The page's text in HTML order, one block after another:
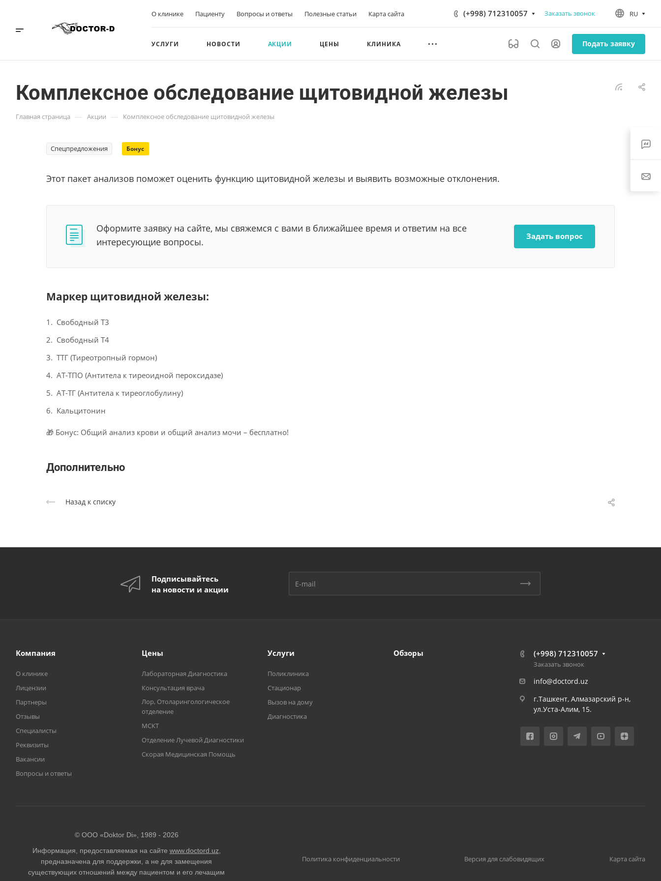
О клинике Пациенту Вопросы и ответы Полезные статьи Карта сайта (+998) 712310057 Заказать звонок RU
УСЛУГИ НОВОСТИ АКЦИИ ЦЕНЫ КЛИНИКА Подать заявку
Комплексное обследование щитовидной железы
Главная страница — Акции — Комплексное обследование щитовидной железы
Спецпредложения Бонус
Этот пакет анализов поможет оценить функцию щитовидной железы и выявить возможные отклонения.
Оформите заявку на сайте, мы свяжемся с вами в ближайшее время и ответим на все
интересующие вопросы.
Задать вопрос
Маркер щитовидной железы:
Свободный Т3
Свободный Т4
ТТГ (Тиреотропный гормон)
АТ-ТПО (Антитела к тиреоидной пероксидазе)
АТ-ТГ (Антитела к тиреоглобулину)
Кальцитонин
🎁 Бонус: Общий анализ крови и общий анализ мочи – бесплатно!
Дополнительно
Назад к списку
Подписывайтесь
на новости и акции
Компания
О клинике
Лицензии
Партнеры
Отзывы
Специалисты
Реквизиты
Вакансии
Вопросы и ответы
Цены
Лабораторная Диагностика
Консультация врача
Лор, Отоларингологическое
отделение
МСКТ
Отделение Лучевой Диагностики
Скорая Медицинская Помощь
Услуги
Поликлиника
Стационар
Вызов на дому
Диагностика
Обзоры (+998) 712310057
Заказать звонок
info@doctord.uz
г.Ташкент, Алмазарский р-н,
ул.Уста-Алим, 15.
© ООО «Doktor Di», 1989 - 2026
Информация, предоставляемая на сайте www.doctord.uz
предназначена для поддержки, а не для замещения
существующих отношений между пациентом и его лечащим
Политика конфиденциальности Версия для слабовидящих Карта сайта